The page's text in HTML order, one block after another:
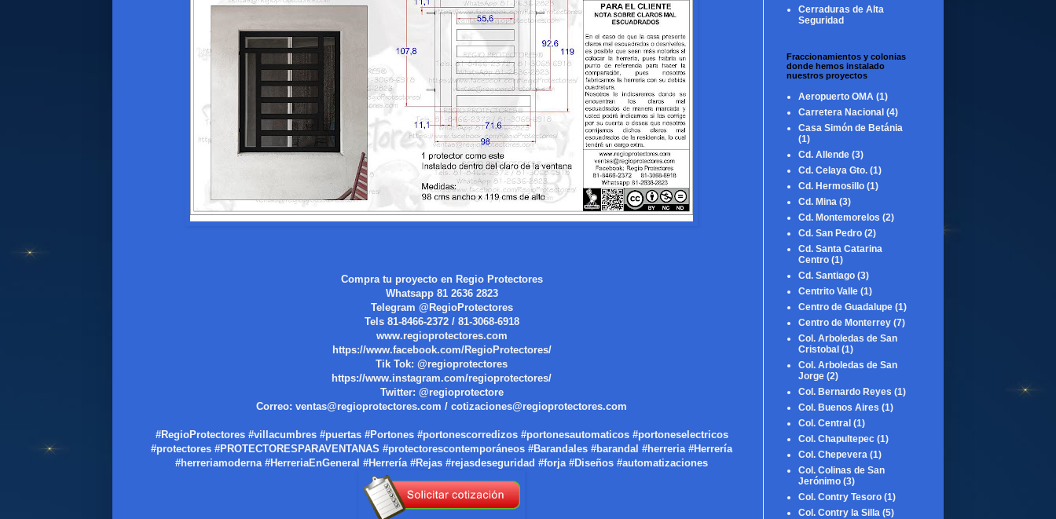
Compra tu proyecto en Regio Protectores
Whatsapp 81 2636 2823
Telegram @RegioProtectores
Tels 81-8466-2372 / 81-3068-6918
www.regioprotectores.com
https://www.facebook.com/RegioProtectores/
Tik Tok: @regioprotectores
https://www.instagram.com/regioprotectores/
Twitter: @regioprotectore
Correo: ventas@regioprotectores.com / cotizaciones@regioprotectores.com
#RegioProtectores #villacumbres #puertas #Portones #portonescorredizos #portonesautomaticos #portoneselectricos
#protectores #PROTECTORESPARAVENTANAS #protectorescontemporáneos #Barandales #barandal #herreria #Herrería
#herreriamoderna #HerreriaEnGeneral #Herrería #Rejas #rejasdeseguridad #forja #Diseños #automatizaciones
Cerraduras de Alta
Seguridad
Fraccionamientos y colonias
donde hemos instalado
nuestros proyectos
Aeropuerto OMA (1)
Carretera Nacional (4)
Casa Simón de Betánia
(1)
Cd. Allende (3)
Cd. Celaya Gto. (1)
Cd. Hermosillo (1)
Cd. Mina (3)
Cd. Montemorelos (2)
Cd. San Pedro (2)
Cd. Santa Catarina
Centro (1)
Cd. Santiago (3)
Centrito Valle (1)
Centro de Guadalupe (1)
Centro de Monterrey (7)
Col. Arboledas de San
Cristobal (1)
Col. Arboledas de San
Jorge (2)
Col. Bernardo Reyes (1)
Col. Buenos Aires (1)
Col. Central (1)
Col. Chapultepec (1)
Col. Chepevera (1)
Col. Colinas de San
Jerónimo (3)
Col. Contry Tesoro (1)
Col. Contry la Silla (5)